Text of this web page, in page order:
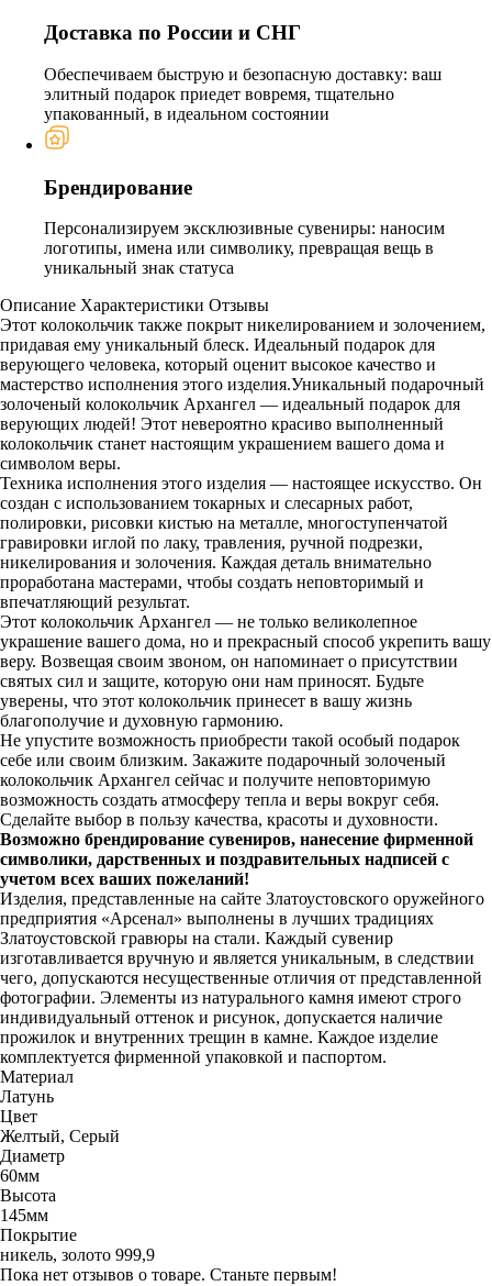
Доставка по России и СНГ
Обеспечиваем быструю и безопасную доставку: ваш
элитный подарок приедет вовремя, тщательно
упакованный, в идеальном состоянии
Брендирование
Персонализируем эксклюзивные сувениры: наносим
логотипы, имена или символику, превращая вещь в
уникальный знак статуса
Описание Характеристики Отзывы
Этот колокольчик также покрыт никелированием и золочением,
придавая ему уникальный блеск. Идеальный подарок для
верующего человека, который оценит высокое качество и
мастерство исполнения этого изделия.Уникальный подарочный
золоченый колокольчик Архангел — идеальный подарок для
верующих людей! Этот невероятно красиво выполненный
колокольчик станет настоящим украшением вашего дома и
символом веры.
Техника исполнения этого изделия — настоящее искусство. Он
создан с использованием токарных и слесарных работ,
полировки, рисовки кистью на металле, многоступенчатой
гравировки иглой по лаку, травления, ручной подрезки,
никелирования и золочения. Каждая деталь внимательно
проработана мастерами, чтобы создать неповторимый и
впечатляющий результат.
Этот колокольчик Архангел — не только великолепное
украшение вашего дома, но и прекрасный способ укрепить вашу
веру. Возвещая своим звоном, он напоминает о присутствии
святых сил и защите, которую они нам приносят. Будьте
уверены, что этот колокольчик принесет в вашу жизнь
благополучие и духовную гармонию.
Не упустите возможность приобрести такой особый подарок
себе или своим близким. Закажите подарочный золоченый
колокольчик Архангел сейчас и получите неповторимую
возможность создать атмосферу тепла и веры вокруг себя.
Сделайте выбор в пользу качества, красоты и духовности.
Возможно брендирование сувениров, нанесение фирменной
символики, дарственных и поздравительных надписей с
учетом всех ваших пожеланий!
Изделия, представленные на сайте Златоустовского оружейного
предприятия «Арсенал» выполнены в лучших традициях
Златоустовской гравюры на стали. Каждый сувенир
изготавливается вручную и является уникальным, в следствии
чего, допускаются несущественные отличия от представленной
фотографии. Элементы из натурального камня имеют строго
индивидуальный оттенок и рисунок, допускается наличие
прожилок и внутренних трещин в камне. Каждое изделие
комплектуется фирменной упаковкой и паспортом.
Материал
Латунь
Цвет
Желтый, Серый
Диаметр
60мм
Высота
145мм
Покрытие
никель, золото 999,9
Пока нет отзывов о товаре. Станьте первым!